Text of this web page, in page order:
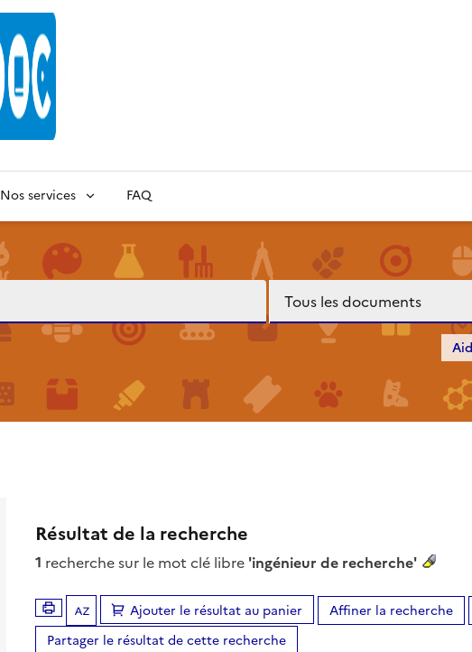
Nos services FAQ
Résultat de la recherche
1 recherche sur le mot clé libre 'ingénieur de recherche'
Tris disponibles (Ouverture d'une modale)
Ajouter le résultat au panier Affiner la recherche
Partager le résultat de cette recherche